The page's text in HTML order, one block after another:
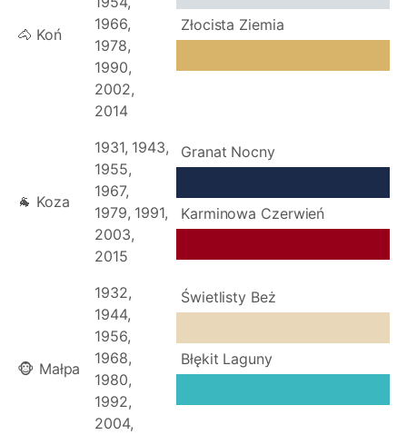
🐴 Koń
1966,
1978,
1990,
2002,
2014
Złocista Ziemia
🐐 Koza
1931, 1943,
1955,
1967,
1979, 1991,
2003,
2015
Granat Nocny
Karminowa Czerwień
🐵 Małpa
1932,
1944,
1956,
1968,
1980,
1992,
2004,
Świetlisty Beż
Błękit Laguny